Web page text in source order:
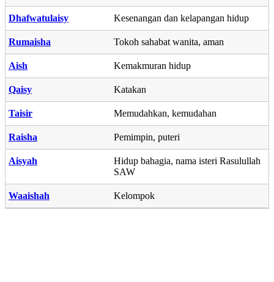
Dhafwatulaisy Kesenangan dan kelapangan hidup
Rumaisha Tokoh sahabat wanita, aman
Aish Kemakmuran hidup
Qaisy Katakan
Taisir Memudahkan, kemudahan
Raisha Pemimpin, puteri
Aisyah
Hidup bahagia, nama isteri Rasulullah
SAW
Waaishah Kelompok